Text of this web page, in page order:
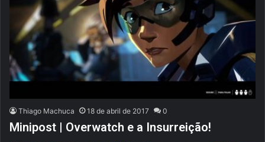
Thiago Machuca 18 de abril de 2017 0
Minipost | Overwatch e a Insurreição!